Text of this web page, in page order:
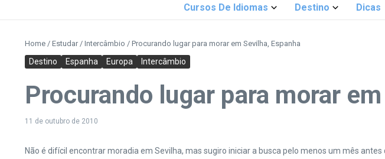
Cursos De Idiomas Destino Dicas
Home / Estudar / Intercâmbio / Procurando lugar para morar em Sevilha, Espanha
Destino Espanha Europa Intercâmbio
Procurando lugar para morar
11 de outubro de 2010
Não é difícil encontrar moradia em Sevilha, mas sugiro iniciar a busca pelo menos um mês